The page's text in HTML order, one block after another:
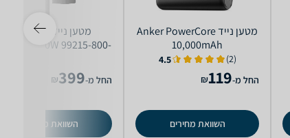
מטען נייד Anker PowerCore
10,000mAh
(2)
4.5
החל מ-119
₪
השוואת מחירים
מטען נייד Miracase
99215-800-
החל מ-399
₪
השוואת מחירים